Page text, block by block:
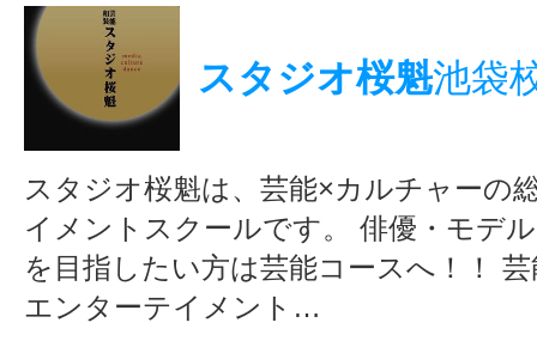
スタジオ桜魁池袋
スタジオ桜魁は、芸能×カルチャーの
イメントスクールです。 俳優・モデ
を目指したい方は芸能コースへ！！
エンターテイメント…